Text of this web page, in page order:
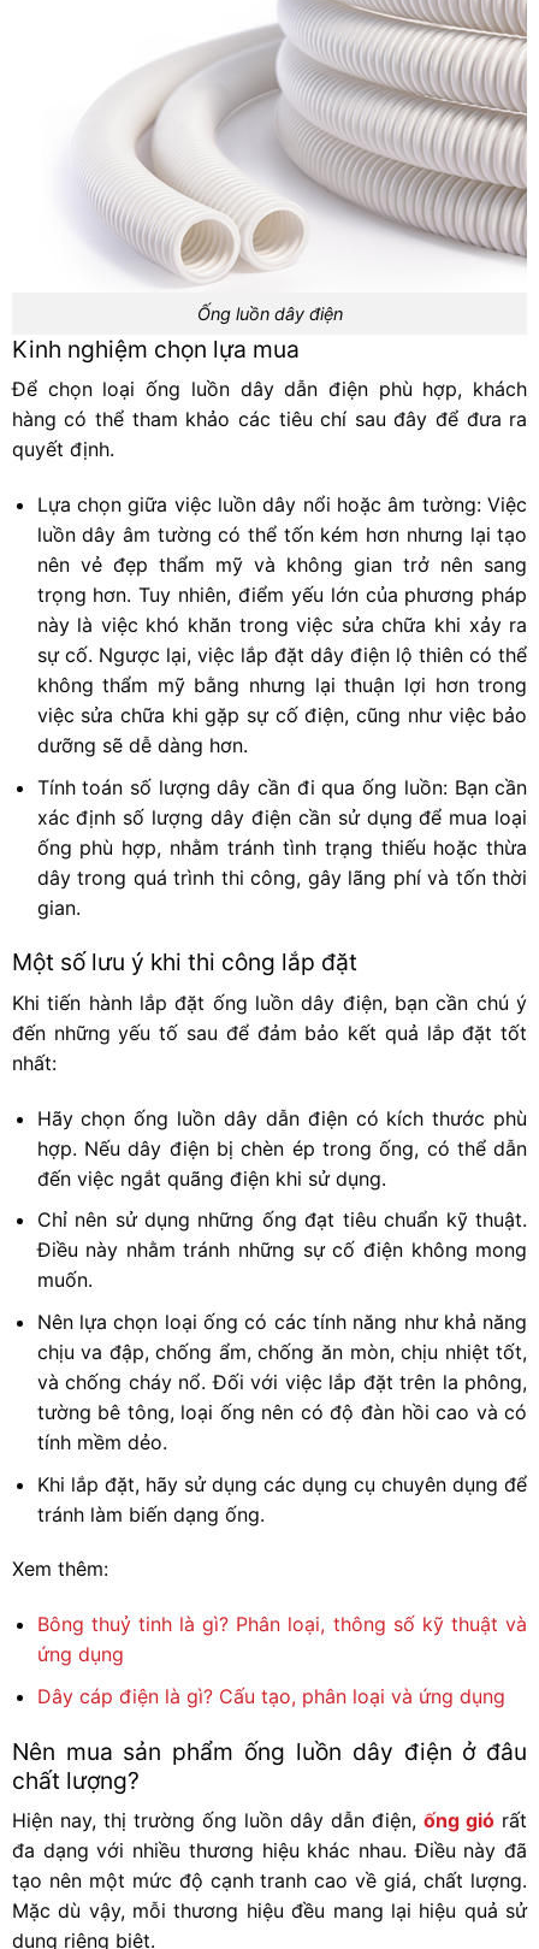
Ống luồn dây điện
Kinh nghiệm chọn lựa mua
Để chọn loại ống luồn dây dẫn điện phù hợp, khách
hàng có thể tham khảo các tiêu chí sau đây để đưa ra
quyết định.
Lựa chọn giữa việc luồn dây nổi hoặc âm tường: Việc
luồn dây âm tường có thể tốn kém hơn nhưng lại tạo
nên vẻ đẹp thẩm mỹ và không gian trở nên sang
trọng hơn. Tuy nhiên, điểm yếu lớn của phương pháp
này là việc khó khăn trong việc sửa chữa khi xảy ra
sự cố. Ngược lại, việc lắp đặt dây điện lộ thiên có thể
không thẩm mỹ bằng nhưng lại thuận lợi hơn trong
việc sửa chữa khi gặp sự cố điện, cũng như việc bảo
dưỡng sẽ dễ dàng hơn.
Tính toán số lượng dây cần đi qua ống luồn: Bạn cần
xác định số lượng dây điện cần sử dụng để mua loại
ống phù hợp, nhằm tránh tình trạng thiếu hoặc thừa
dây trong quá trình thi công, gây lãng phí và tốn thời
gian.
Một số lưu ý khi thi công lắp đặt
Khi tiến hành lắp đặt ống luồn dây điện, bạn cần chú ý
đến những yếu tố sau để đảm bảo kết quả lắp đặt tốt
nhất:
Hãy chọn ống luồn dây dẫn điện có kích thước phù
hợp. Nếu dây điện bị chèn ép trong ống, có thể dẫn
đến việc ngắt quãng điện khi sử dụng.
Chỉ nên sử dụng những ống đạt tiêu chuẩn kỹ thuật.
Điều này nhằm tránh những sự cố điện không mong
muốn.
Nên lựa chọn loại ống có các tính năng như khả năng
chịu va đập, chống ẩm, chống ăn mòn, chịu nhiệt tốt,
và chống cháy nổ. Đối với việc lắp đặt trên la phông,
tường bê tông, loại ống nên có độ đàn hồi cao và có
tính mềm dẻo.
Khi lắp đặt, hãy sử dụng các dụng cụ chuyên dụng để
tránh làm biến dạng ống.
Xem thêm:
Bông thuỷ tinh là gì? Phân loại, thông số kỹ thuật và
ứng dụng
Dây cáp điện là gì? Cấu tạo, phân loại và ứng dụng
Nên mua sản phẩm ống luồn dây điện ở đâu
chất lượng?
Hiện nay, thị trường ống luồn dây dẫn điện, ống gió rất
đa dạng với nhiều thương hiệu khác nhau. Điều này đã
tạo nên một mức độ cạnh tranh cao về giá, chất lượng.
Mặc dù vậy, mỗi thương hiệu đều mang lại hiệu quả sử
dụng riêng biệt.